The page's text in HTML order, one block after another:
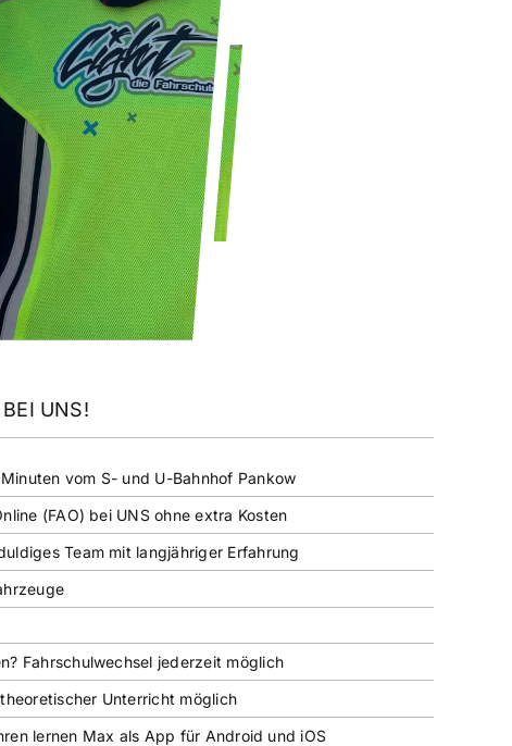
UNS!
vom S- und U-Bahnhof Pankow
(FAO) bei UNS ohne extra Kosten
Team mit langjähriger Erfahrung
Fahrschulwechsel jederzeit möglich
Unterricht möglich
lernen Max als App für Android und iOS